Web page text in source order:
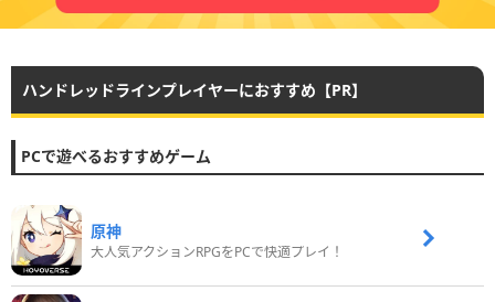
ハンドレッドラインプレイヤーにおすすめ【PR】
PCで遊べるおすすめゲーム
原神
大人気アクションRPGをPCで快適プレイ！